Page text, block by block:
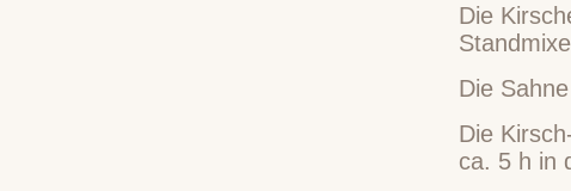
Die
Die
Die
ca. 5 h in